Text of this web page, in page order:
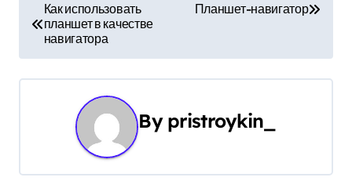
в
а
Как использовать
планшет в качестве
навигатора
Планшет-навигатор
By pristroykin_